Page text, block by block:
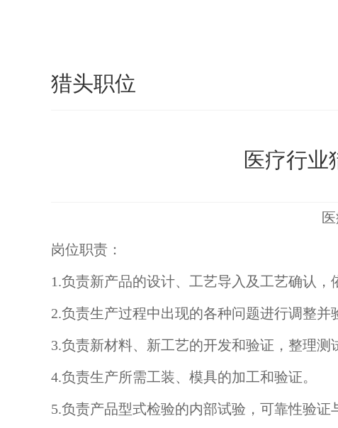
猎头职位
医疗行业
岗位职责：
1.负责新产品的设计、工艺导入及工艺确认
2.负责生产过程中出现的各种问题进行调整并
3.负责新材料、新工艺的开发和验证，整理测
4.负责生产所需工装、模具的加工和验证。
5.负责产品型式检验的内部试验，可靠性验证